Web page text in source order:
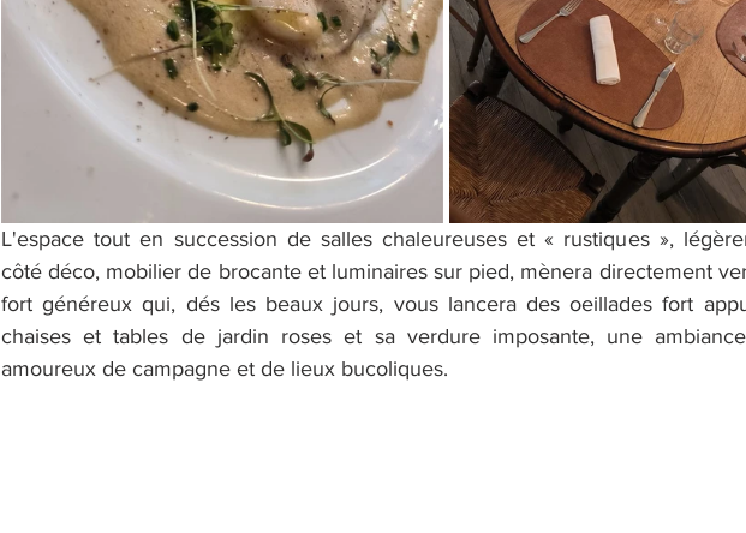
L'espace tout en succession de salles chaleureuses et « rustiques »,
côté déco, mobilier de brocante et luminaires sur pied, mènera directement
fort généreux qui, dés les beaux jours, vous lancera des oeillades fort
chaises et tables de jardin roses et sa verdure imposante, une
amoureux de campagne et de lieux bucoliques.